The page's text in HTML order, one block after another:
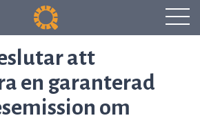
att
en garanterad
om